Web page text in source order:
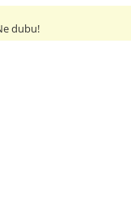
dubu!